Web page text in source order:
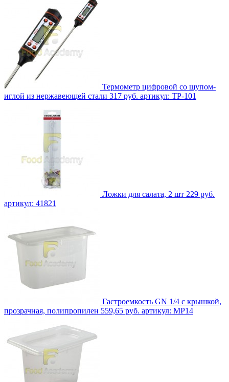
Термометр цифровой со щупом-
иглой из нержавеющей стали 317 руб. артикул: TP-101
Ложки для салата, 2 шт 229 руб.
артикул: 41821
Гастроемкость GN 1/4 с крышкой,
прозрачная, полипропилен 559,65 руб. артикул: MP14